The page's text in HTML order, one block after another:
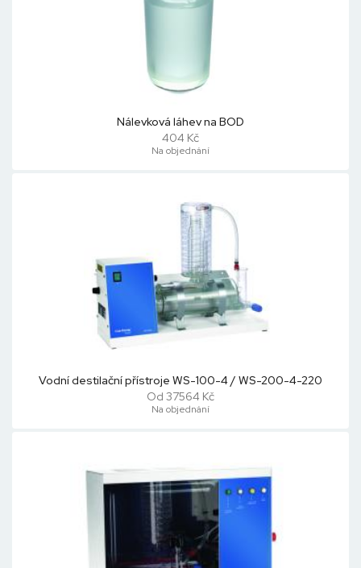
Nálevková láhev na BOD
404 Kč
Na objednání
Vodní destilační přístroje WS-100-4 / WS-200-4-220
Od 37564 Kč
Na objednání